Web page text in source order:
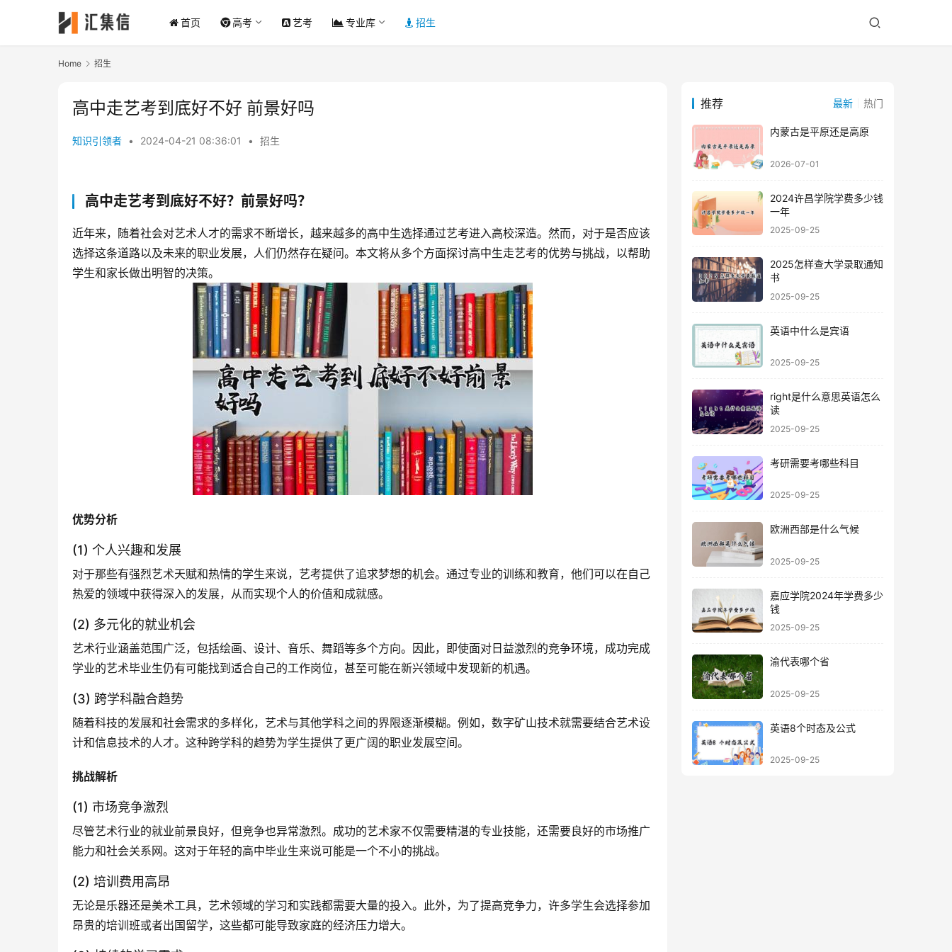
首页 高考 艺考 专业库 招生
Home 招生
高中走艺考到底好不好 前景好吗
知识引领者 • 2024-04-21 08:36:01 • 招生
高中走艺考到底好不好？前景好吗？
近年来，随着社会对艺术人才的需求不断增长，越来越多的高中生选择通过艺考进入高校深造。然而，对于是否应该
选择这条道路以及未来的职业发展，人们仍然存在疑问。本文将从多个方面探讨高中生走艺考的优势与挑战，以帮助
学生和家长做出明智的决策。
优势分析
(1) 个人兴趣和发展
对于那些有强烈艺术天赋和热情的学生来说，艺考提供了追求梦想的机会。通过专业的训练和教育，他们可以在自己
热爱的领域中获得深入的发展，从而实现个人的价值和成就感。
(2) 多元化的就业机会
艺术行业涵盖范围广泛，包括绘画、设计、音乐、舞蹈等多个方向。因此，即使面对日益激烈的竞争环境，成功完成
学业的艺术毕业生仍有可能找到适合自己的工作岗位，甚至可能在新兴领域中发现新的机遇。
(3) 跨学科融合趋势
随着科技的发展和社会需求的多样化，艺术与其他学科之间的界限逐渐模糊。例如，数字矿山技术就需要结合艺术设
计和信息技术的人才。这种跨学科的趋势为学生提供了更广阔的职业发展空间。
挑战解析
(1) 市场竞争激烈
尽管艺术行业的就业前景良好，但竞争也异常激烈。成功的艺术家不仅需要精湛的专业技能，还需要良好的市场推广
能力和社会关系网。这对于年轻的高中毕业生来说可能是一个不小的挑战。
(2) 培训费用高昂
无论是乐器还是美术工具，艺术领域的学习和实践都需要大量的投入。此外，为了提高竞争力，许多学生会选择参加
昂贵的培训班或者出国留学，这些都可能导致家庭的经济压力增大。
推荐 最新 热门
内蒙古是平原还是高原
2026-07-01
2024许昌学院学费多少钱
一年
2025-09-25
2025怎样查大学录取通知
书
2025-09-25
英语中什么是宾语
2025-09-25
right是什么意思英语怎么
读
2025-09-25
考研需要考哪些科目
2025-09-25
欧洲西部是什么气候
2025-09-25
嘉应学院2024年学费多少
钱
2025-09-25
渝代表哪个省
2025-09-25
英语8个时态及公式
2025-09-25